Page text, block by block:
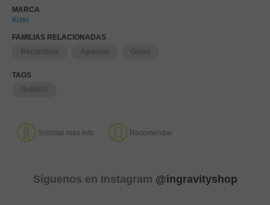
MARCA
Kizer
FAMILIAS RELACIONADAS
Recambios
Agresivo Guias
TAGS
RolleoS
Solicitar más info Recomendar
Síguenos en Instagram @ingravityshop